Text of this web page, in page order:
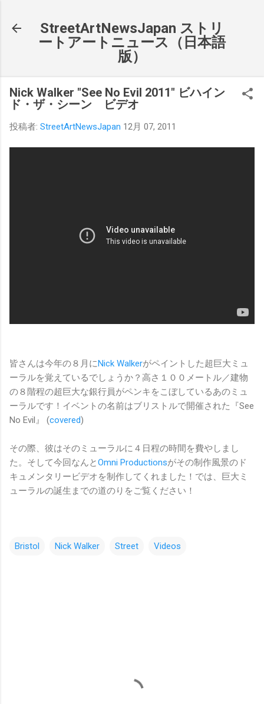
StreetArtNewsJapan ストリ
ートアートニュース（日本語
版）
Nick Walker "See No Evil 2011" ビハイン
ド・ザ・シーン ビデオ
投稿者: StreetArtNewsJapan 12月 07, 2011
皆さんは今年の８月にNick Walkerがペイントした超巨大ミュ
ーラルを覚えているでしょうか？高さ１００メートル／建物
の８階程の超巨大な銀行員がペンキをこぼしているあのミュ
ーラルです！イベントの名前はブリストルで開催された『See
No Evil』 (covered)
その際、彼はそのミューラルに４日程の時間を費やしまし
た。そして今回なんとOmni Productionsがその制作風景のド
キュメンタリービデオを制作してくれました！では、巨大ミ
ューラルの誕生までの道のりをご覧ください！
Bristol Nick Walker Street Videos